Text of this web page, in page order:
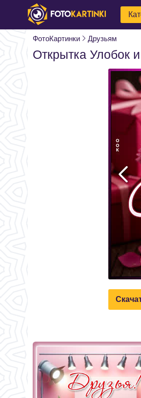
ФотоКартинки Друзьям
Открытка Улобок